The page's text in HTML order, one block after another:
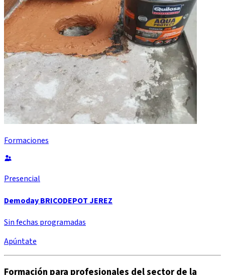
Formaciones
Presencial
Demoday BRICODEPOT JEREZ
Sin fechas programadas
Apúntate
Formación para profesionales del sector de la